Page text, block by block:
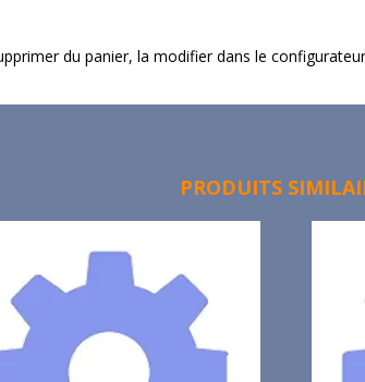
du panier, la modifier dans le
PRODUITS